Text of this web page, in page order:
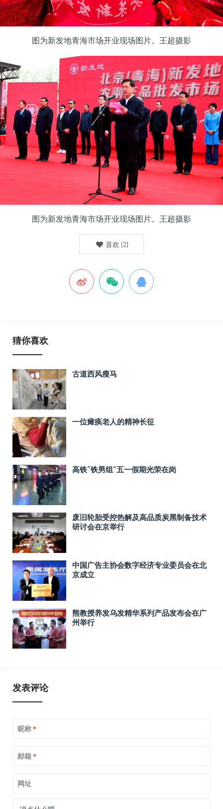
图为新发地青海市场开业现场图片。王超摄影
图为新发地青海市场开业现场图片。王超摄影
喜欢 (2)
猜你喜欢
古道西风瘦马
一位瘫痪老人的精神长征
高铁“铁男组”五一假期光荣在岗
废旧轮胎受控热解及高品质炭黑制备技术
研讨会在京举行
中国广告主协会数字经济专业委员会在北
京成立
熊教授养发乌发精华系列产品发布会在广
州举行
发表评论
昵称 *
邮箱 *
网址